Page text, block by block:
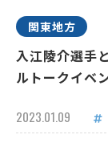
関東地方
入江陵介選手
ルトークイベ
2023.01.09